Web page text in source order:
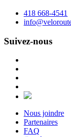
418 668-4541
Suivez-nous
Nous joindre
Partenaires
FAQ